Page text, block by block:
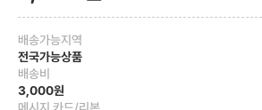
배송가능지역
전국가능상품
배송비
3,000원